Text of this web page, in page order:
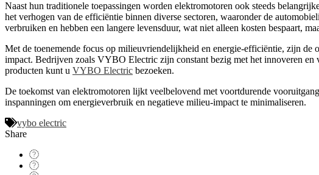
Naast hun traditionele toepassingen worden elektromotoren ook steeds
het verhogen van de efficiëntie binnen diverse sectoren, waaronder de
verbruiken en hebben een langere levensduur, wat niet alleen kosten bespaart,
Met de toenemende focus op milieuvriendelijkheid en energie-efficiëntie, zijn
impact. Bedrijven zoals VYBO Electric zijn constant bezig met het innoveren en
producten kunt u VYBO Electric bezoeken.
De toekomst van elektromotoren lijkt veelbelovend met voortdurende
inspanningen om energieverbruik en negatieve milieu-impact te minimaliseren.
vybo electric
Share